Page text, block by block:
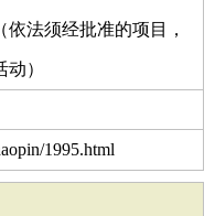
法须经批准的项目，
）
1995.html